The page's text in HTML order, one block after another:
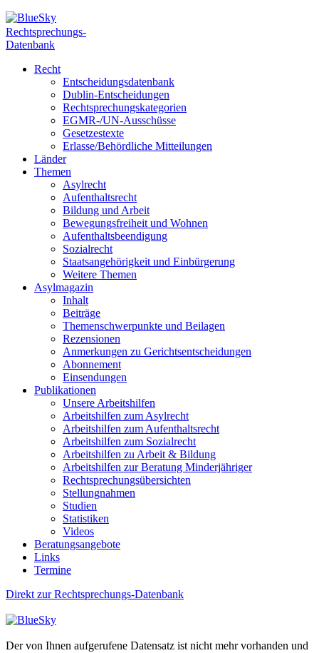
Rechtsprechungs-
Datenbank
Recht
Entscheidungsdatenbank
Dublin-Entscheidungen
Rechtsprechungskategorien
EGMR-/UN-Ausschüsse
Gesetzestexte
Erlasse/Behördliche Mitteilungen
Länder
Themen
Asylrecht
Aufenthaltsrecht
Bildung und Arbeit
Bewegungsfreiheit und Wohnen
Aufenthaltsbeendigung
Sozialrecht
Staatsangehörigkeit und Einbürgerung
Weitere Themen
Asylmagazin
Inhalt
Beiträge
Themenschwerpunkte und Beilagen
Rezensionen
Anmerkungen zu Gerichtsentscheidungen
Abonnement
Einsendungen
Publikationen
Unsere Arbeitshilfen
Arbeitshilfen zum Asylrecht
Arbeitshilfen zum Aufenthaltsrecht
Arbeitshilfen zum Sozialrecht
Arbeitshilfen zu Arbeit & Bildung
Arbeitshilfen zur Beratung Minderjähriger
Rechtsprechungsübersichten
Stellungnahmen
Studien
Statistiken
Videos
Beratungsangebote
Links
Termine
Direkt zur Rechtsprechungs-Datenbank
Der von Ihnen aufgerufene Datensatz ist nicht mehr vorhanden und